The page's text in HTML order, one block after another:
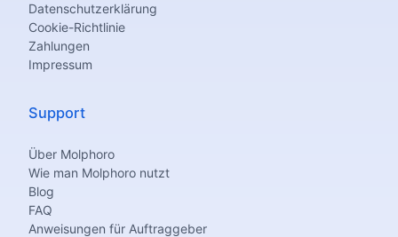
Datenschutzerklärung
Cookie-Richtlinie
Zahlungen
Impressum
Support
Über Molphoro
Wie man Molphoro nutzt
Blog
FAQ
Anweisungen für Auftraggeber